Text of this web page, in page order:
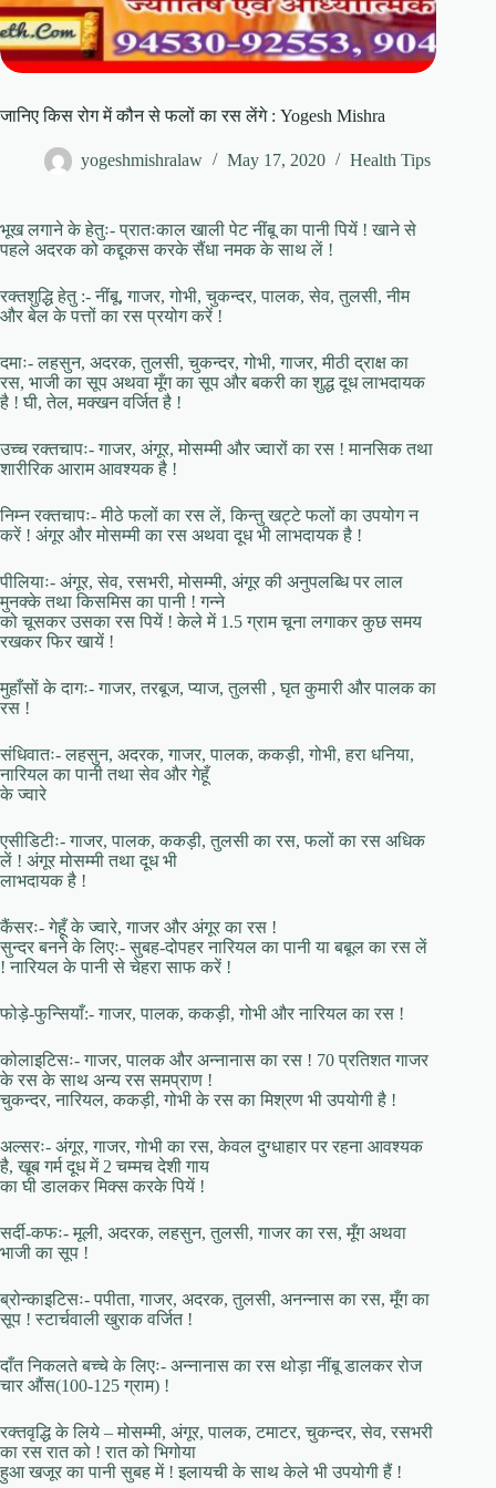
जानिए किस रोग में कौन से फलों का रस लेंगे : Yogesh Mishra
yogeshmishralaw May 17, 2020 Health Tips
भूख लगाने के हेतुः- प्रातःकाल खाली पेट नींबू का पानी पियें ! खाने से
पहले अदरक को कद्दूकस करके सैंधा नमक के साथ लें !
रक्तशुद्धि हेतु :- नींबू, गाजर, गोभी, चुकन्दर, पालक, सेव, तुलसी, नीम
और बेल के पत्तों का रस प्रयोग करें !
दमाः- लहसुन, अदरक, तुलसी, चुकन्दर, गोभी, गाजर, मीठी द्राक्ष का
रस, भाजी का सूप अथवा मूँग का सूप और बकरी का शुद्ध दूध लाभदायक
है ! घी, तेल, मक्खन वर्जित है !
उच्च रक्तचापः- गाजर, अंगूर, मोसम्मी और ज्वारों का रस ! मानसिक तथा
शारीरिक आराम आवश्यक है !
निम्न रक्तचापः- मीठे फलों का रस लें, किन्तु खट्टे फलों का उपयोग न
करें ! अंगूर और मोसम्मी का रस अथवा दूध भी लाभदायक है !
पीलियाः- अंगूर, सेव, रसभरी, मोसम्मी, अंगूर की अनुपलब्धि पर लाल
मुनक्के तथा किसमिस का पानी ! गन्ने
को चूसकर उसका रस पियें ! केले में 1.5 ग्राम चूना लगाकर कुछ समय
रखकर फिर खायें !
मुहाँसों के दागः- गाजर, तरबूज, प्याज, तुलसी , घृत कुमारी और पालक का
रस !
संधिवातः- लहसुन, अदरक, गाजर, पालक, ककड़ी, गोभी, हरा धनिया,
नारियल का पानी तथा सेव और गेहूँ
के ज्वारे
एसीडिटीः- गाजर, पालक, ककड़ी, तुलसी का रस, फलों का रस अधिक
लें ! अंगूर मोसम्मी तथा दूध भी
लाभदायक है !
कैंसरः- गेहूँ के ज्वारे, गाजर और अंगूर का रस !
सुन्दर बनने के लिएः- सुबह-दोपहर नारियल का पानी या बबूल का रस लें
! नारियल के पानी से चेहरा साफ करें !
फोड़े-फुन्सियाँ:- गाजर, पालक, ककड़ी, गोभी और नारियल का रस !
कोलाइटिसः- गाजर, पालक और अन्नानास का रस ! 70 प्रतिशत गाजर
के रस के साथ अन्य रस समप्राण !
चुकन्दर, नारियल, ककड़ी, गोभी के रस का मिश्रण भी उपयोगी है !
अल्सरः- अंगूर, गाजर, गोभी का रस, केवल दुग्धाहार पर रहना आवश्यक
है, खूब गर्म दूध में 2 चम्मच देशी गाय
का घी डालकर मिक्स करके पियें !
सर्दी-कफः- मूली, अदरक, लहसुन, तुलसी, गाजर का रस, मूँग अथवा
भाजी का सूप !
ब्रोन्काइटिसः- पपीता, गाजर, अदरक, तुलसी, अनन्नास का रस, मूँग का
सूप ! स्टार्चवाली खुराक वर्जित !
दाँत निकलते बच्चे के लिएः- अन्नानास का रस थोड़ा नींबू डालकर रोज
चार औंस(100-125 ग्राम) !
रक्तवृद्धि के लिये – मोसम्मी, अंगूर, पालक, टमाटर, चुकन्दर, सेव, रसभरी
का रस रात को ! रात को भिगोया
हुआ खजूर का पानी सुबह में ! इलायची के साथ केले भी उपयोगी हैं !